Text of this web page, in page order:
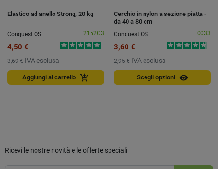
Elastico ad anello Strong, 20 kg
Conquest OS 2152C3
4,50 €
3,69 € IVA esclusa
Aggiungi al carrello add_shopping_cart
Cerchio in nylon a sezione piatta -
da 40 a 80 cm
Conquest OS
0033
3,60 €
2,95 € IVA esclusa
Scegli opzioni visibility
Ricevi le nostre novità e le offerte speciali